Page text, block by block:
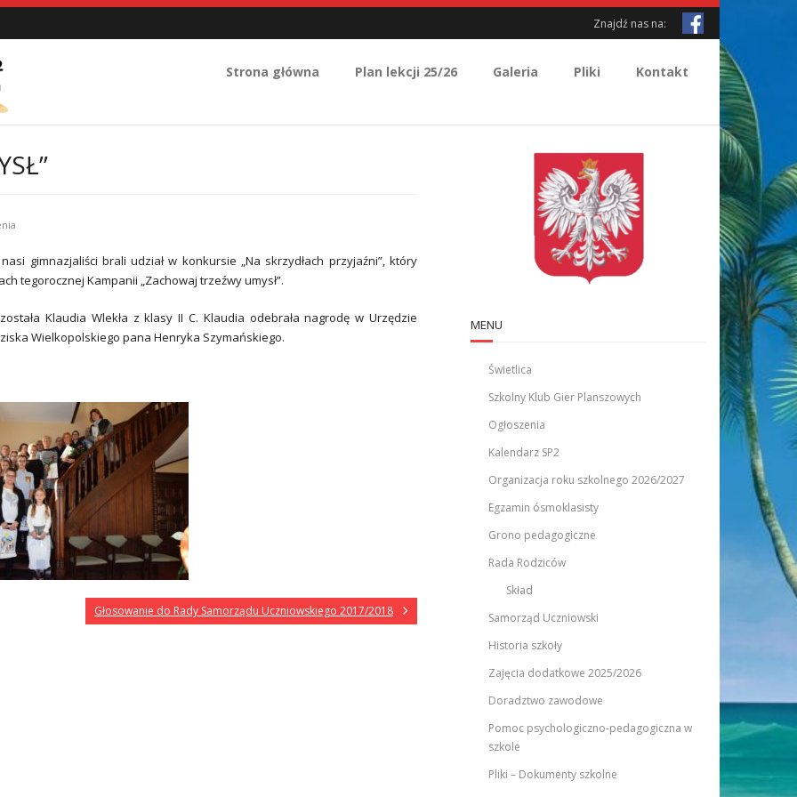
Znajdź nas na:
Strona główna Plan lekcji 25/26 Galeria Pliki Kontakt
gimnazjaliści brali udział w konkursie „Na skrzydłach przyjaźni”, który
tegorocznej Kampanii „Zachowaj trzeźwy umysł”.
Klaudia Wlekła z klasy II C. Klaudia odebrała nagrodę w Urzędzie
Wielkopolskiego pana Henryka Szymańskiego.
Głosowanie do Rady Samorządu Uczniowskiego 2017/2018
MENU
Świetlica
Szkolny Klub Gier Planszowych
Ogłoszenia
Kalendarz SP2
Organizacja roku szkolnego 2026/2027
Egzamin ósmoklasisty
Grono pedagogiczne
Rada Rodziców
Skład
Samorząd Uczniowski
Historia szkoły
Zajęcia dodatkowe 2025/2026
Doradztwo zawodowe
Pomoc psychologiczno-pedagogiczna w
szkole
Pliki – Dokumenty szkolne